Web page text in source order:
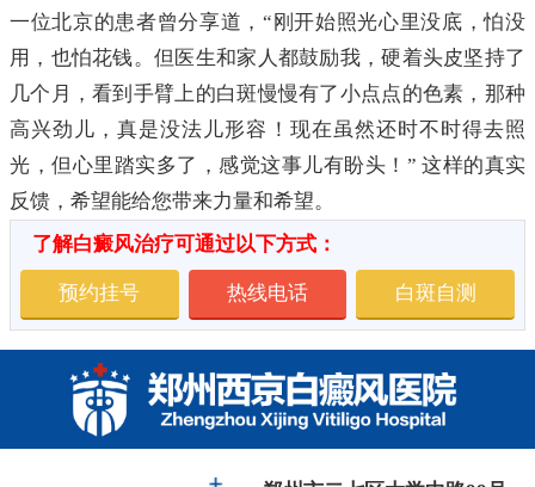
一位北京的患者曾分享道，“刚开始照光心里没底，怕没
用，也怕花钱。但医生和家人都鼓励我，硬着头皮坚持了
几个月，看到手臂上的白斑慢慢有了小点点的色素，那种
高兴劲儿，真是没法儿形容！现在虽然还时不时得去照
光，但心里踏实多了，感觉这事儿有盼头！” 这样的真实
反馈，希望能给您带来力量和希望。
了解白癜风治疗可通过以下方式：
预约挂号 热线电话 白斑自测